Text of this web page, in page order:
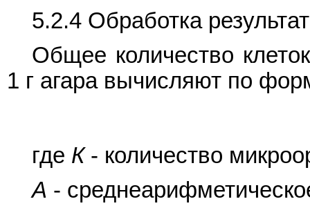
5.2.4 Обработка
Общее количество
1 г агара вычисляют по
где К- количество
А -